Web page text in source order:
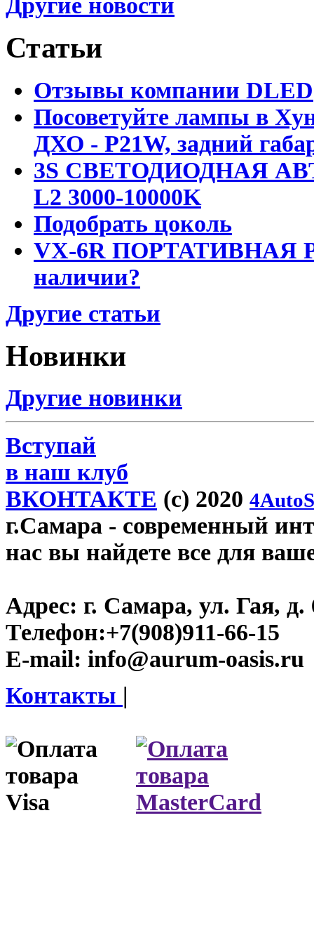
Статьи
Отзывы компании DLED
Посоветуйте лампы в
ДХО - P21W, задний
3S СВЕТОДИОДНАЯ
L2 3000-10000K
Подобрать цоколь
VX-6R ПОРТАТИВНАЯ
наличии?
Другие статьи
Новинки
Другие новинки
Вступай
в наш клуб
ВКОНТАКТЕ (c) 2020
г.Самара - современный
нас вы найдете все для
Адрес: г. Самара, ул. Гая, д.
Телефон:+7(908)911-66-15
E-mail: info@aurum-oasis.ru
Контакты |